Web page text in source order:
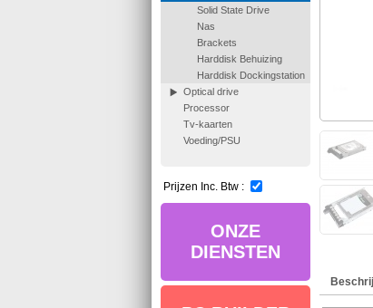
Solid State Drive
Nas
Brackets
Harddisk Behuizing
Harddisk Dockingstation
Optical drive
Processor
Tv-kaarten
Voeding/PSU
Prijzen Inc. Btw :
ONZE
DIENSTEN